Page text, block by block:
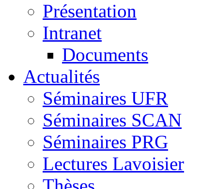
Présentation
Intranet
Documents
Actualités
Séminaires UFR
Séminaires SCAN
Séminaires PRG
Lectures Lavoisier